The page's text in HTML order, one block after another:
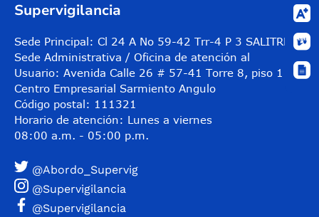
Supervigilancia
Sede Principal: Cl 24 A No 59-42 Trr-4 P 3 SALITRE
Sede Administrativa / Oficina de atención al
Usuario: Avenida Calle 26 # 57-41 Torre 8, piso 11
Centro Empresarial Sarmiento Angulo
Código postal: 111321
Horario de atención: Lunes a viernes
08:00 a.m. - 05:00 p.m.
@Abordo_Supervig
@Supervigilancia
@Supervigilancia